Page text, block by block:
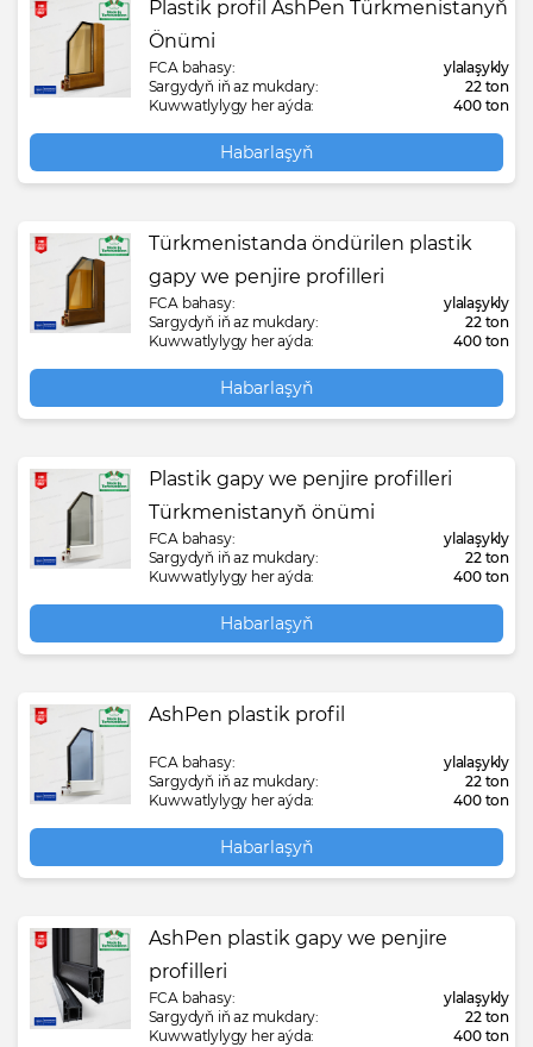
Plastik profil AshPen Türkmenistanyň
Önümi
FCA bahasy:
ylalaşykly
Sargydyň iň az mukdary:
22 ton
Kuwwatlylygy her aýda:
400 ton
Habarlaşyň
Türkmenistanda öndürilen plastik
gapy we penjire profilleri
FCA bahasy:
ylalaşykly
Sargydyň iň az mukdary:
22 ton
Kuwwatlylygy her aýda:
400 ton
Habarlaşyň
Plastik gapy we penjire profilleri
Türkmenistanyň önümi
FCA bahasy:
ylalaşykly
Sargydyň iň az mukdary:
22 ton
Kuwwatlylygy her aýda:
400 ton
Habarlaşyň
AshPen plastik profil
FCA bahasy:
ylalaşykly
Sargydyň iň az mukdary:
22 ton
Kuwwatlylygy her aýda:
400 ton
Habarlaşyň
AshPen plastik gapy we penjire
profilleri
FCA bahasy:
ylalaşykly
Sargydyň iň az mukdary:
22 ton
Kuwwatlylygy her aýda:
400 ton